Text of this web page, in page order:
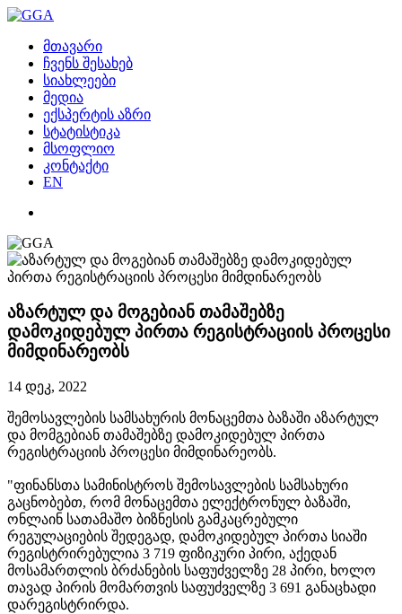
მთავარი
ჩვენს შესახებ
სიახლეები
მედია
ექსპერტის აზრი
სტატისტიკა
მსოფლიო
კონტაქტი
EN
აზარტულ და მოგებიან თამაშებზე
დამოკიდებულ პირთა რეგისტრაციის პროცესი
მიმდინარეობს
14 დეკ, 2022
შემოსავლების სამსახურის მონაცემთა ბაზაში აზარტულ
და მომგებიან თამაშებზე დამოკიდებულ პირთა
რეგისტრაციის პროცესი მიმდინარეობს.
"ფინანსთა სამინისტროს შემოსავლების სამსახური
გაცნობებთ, რომ მონაცემთა ელექტრონულ ბაზაში,
ონლაინ სათამაშო ბიზნესის გამკაცრებული
რეგულაციების შედეგად, დამოკიდებულ პირთა სიაში
რეგისტრირებულია 3 719 ფიზიკური პირი, აქედან
მოსამართლის ბრძანების საფუძველზე 28 პირი, ხოლო
თავად პირის მომართვის საფუძველზე 3 691 განაცხადი
დარეგისტრირდა.